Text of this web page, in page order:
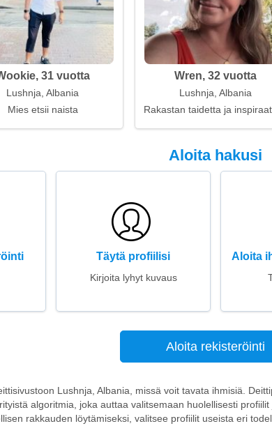
31 vuotta
Lushnja, Albania
Mies etsii naista
Wren, 32 vuotta
Lushnja, Albania
Rakastan taidetta ja
Aloita hakusi
Täytä profiilisi
Kirjoita lyhyt kuvaus
Aloita
Aloita rekisteröinti
Lushnja, Albania, missä voit tavata ihmisiä.
algoritmia, joka auttaa valitsemaan huolellisesti
rakkauden löytämiseksi, valitsee profiilit useista eri